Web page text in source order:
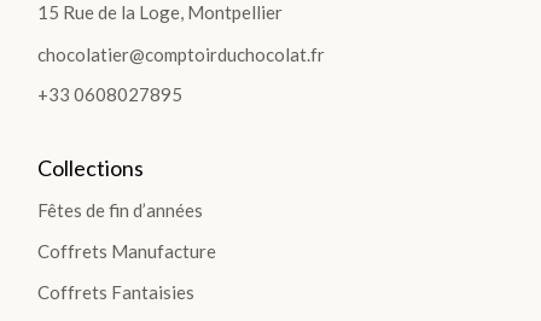
15 Rue de la Loge, Montpellier
chocolatier@comptoirduchocolat.fr
+33 0608027895
Collections
Fêtes de fin d’années
Coffrets Manufacture
Coffrets Fantaisies